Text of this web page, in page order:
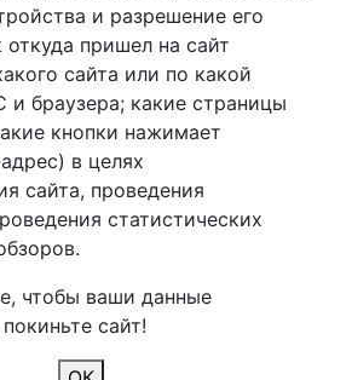
Щелково, пер.
владение 2.
и разрешение его
откуда пришел на сайт
сайта или по какой
и браузера; какие страницы
кнопки нажимает
в целях
сайта, проведения
статистических
чтобы ваши данные
сайт!